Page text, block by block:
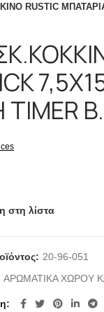
RUSTIC
TIMER
στη λίστα
20-96-051
ΑΡΩΜΑΤΙΚΑ ΧΩΡΟΥ